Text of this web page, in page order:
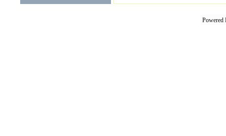
Powered